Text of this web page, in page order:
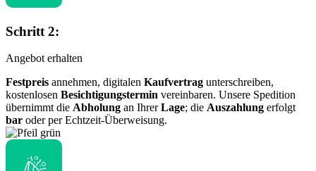
Schritt 2:
Angebot erhalten
Festpreis annehmen, digitalen Kaufvertrag unterschreiben,
kostenlosen Besichtigungstermin vereinbaren. Unsere Spedition
übernimmt die Abholung an IhrerLage; die Auszahlung erfolgt
bar oder per Echtzeit-Überweisung.